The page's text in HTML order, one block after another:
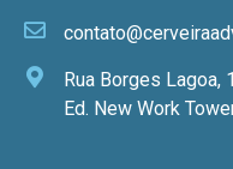
Rua Borges Lagoa,
Ed. New Work